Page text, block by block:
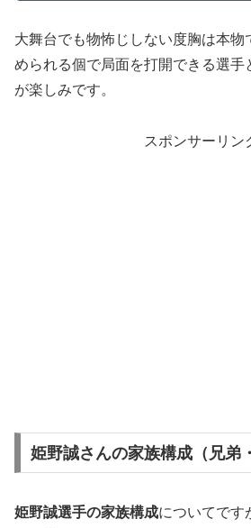
大舞台でも物怖じしない度胸は本物
められる個で局面を打開できる選手
が楽しみです。
スポンサーリン
姫野誠さんの家族構成（兄弟
姫野誠選手の家族構成についてです